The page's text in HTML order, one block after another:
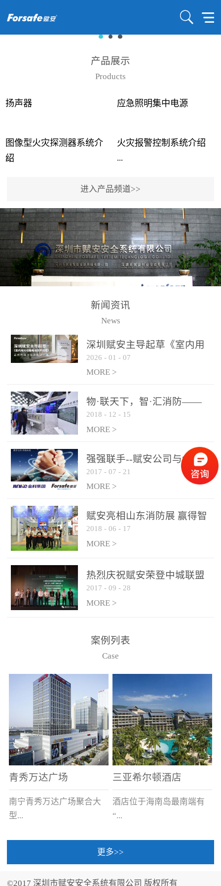
产品展示
Products
扬声器 应急照明集中电源
图像型火灾探测器系统介
绍
...
事故频发，传统的火灾探
测方法已无法满足要求。
尤其是目前众多的大型影
剧院、会议展览中心、体
育馆、大型仓库和隧道空
间等，其建筑结构特殊、
火灾隐患多。一旦发生火
传统的火灾关测器无法被
及时缺发，不能及早发现
和有效扑救火火，这不仅
力和闲难，同时也将造成
巨大的经济损失和社会影
响，基至还会造成人员伤
亡。图像型火灾探测器正
是针对这种高大空间建筑
物的消防设施、设备通过
现场图像的实时获取、预
处理和特征提取分析，实
现火焰的跟踪和识别。能
更早的进行预警，达到早
报早防的效果。 系统构
成示意图： 图像型火灾
和监控端两大部分组成。
两者之间通过以太网相
联，一台监控主机最多可
从监控主机上获取，最多
只能接6台，超过的需从现
火灾报警控制系统介绍
...
用了具有仲裁机制和冗余
校验的总线传输技术、线
路状态检测与保护技术、
后向光电感烟探测技术、
高可靠的系统抗干扰技术
等多项专利技术和专有技
警领域三十多年技术积累
和工程实践的结晶。
进入产品频道>>
新闻资讯
News
深圳赋安主导起草《室内用
光动能电池技术规程》 正式
布局光伏新能源产业
2026 - 01 - 07
MORE >
物·联天下，智·汇消防——
赋安F&S 2018上海消防展圆
满落幕
2018 - 12 - 15
MORE >
强强联手--赋安公司与金科
集团达成战略合作协议
2017 - 07 - 21
MORE >
赋安亮相山东消防展 赢得智
慧消防新荣耀
2018 - 06 - 17
MORE >
热烈庆祝赋安荣登中城联盟
联合采购战略合作平台
2017 - 09 - 28
MORE >
案例列表
Case
青秀万达广场
南宁青秀万达广场聚合大
型...
三亚希尔顿酒店
酒店位于海南岛最南端有
“...
中国的海岛天堂”之美称的
更多>>
©2017 深圳市赋安安全系统有限公司 版权所有